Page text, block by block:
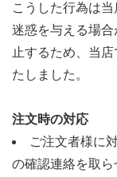
こうした行為は
迷惑を与える場
止するため、当
たしました。
注文時の対応
ご注文者様に
の確認連絡を取ら